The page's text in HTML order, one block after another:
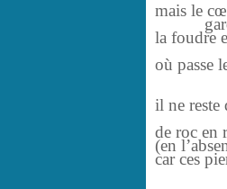
mais le
garde
la foudre
tous
où passe
il ne reste
le
de roc
(en
car ces